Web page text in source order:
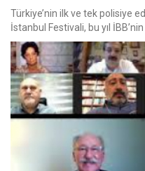
Türkiye’nin ilk ve tek polisiye
İstanbul Festivali, bu yıl